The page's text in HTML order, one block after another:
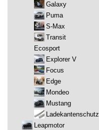
Galaxy
Puma
S-Max
Transit
Ecosport
Explorer V
Focus
Edge
Mondeo
Mustang
Ladekantenschutz
Leapmotor